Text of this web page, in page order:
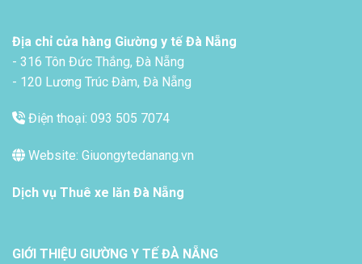
Địa chỉ cửa hàng Giường y tế Đà Nẵng
- 316 Tôn Đức Thắng, Đà Nẵng
- 120 Lương Trúc Đàm, Đà Nẵng
Điện thoại: 093 505 7074
Website: Giuongytedanang.vn
Dịch vụ Thuê xe lăn Đà Nẵng
GIỚI THIỆU GIƯỜNG Y TẾ ĐÀ NẴNG